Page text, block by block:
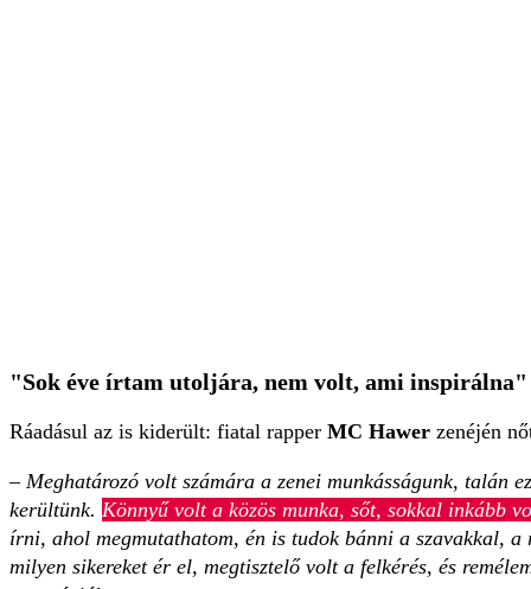
"Sok éve írtam utoljára, nem volt, ami inspirálna"
Ráadásul az is kiderült: fiatal rapper MC Hawer zenéjén
– Meghatározó volt számára a zenei munkásságunk, talán
kerültünk. Könnyű volt a közös munka, sőt, sokkal inkább
írni, ahol megmutathatom, én is tudok bánni a szavakkal,
milyen sikereket ér el, megtisztelő volt a felkérés, és